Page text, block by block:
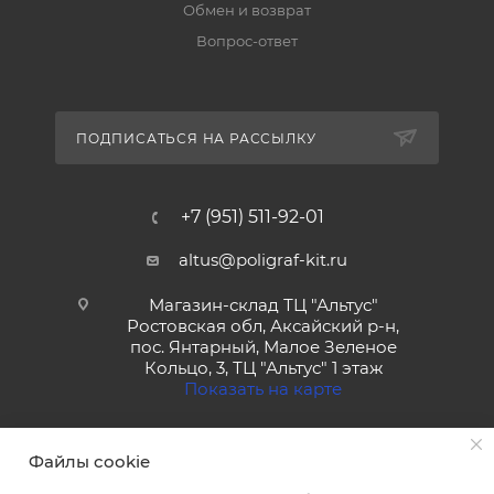
Обмен и возврат
Вопрос-ответ
ПОДПИСАТЬСЯ НА РАССЫЛКУ
+7 (951) 511-92-01
altus@poligraf-kit.ru
Магазин-склад ТЦ "Альтус"
Ростовская обл, Аксайский р-н,
пос. Янтарный, Малое Зеленое
Кольцо, 3, ТЦ "Альтус" 1 этаж
Показать на карте
Файлы cookie